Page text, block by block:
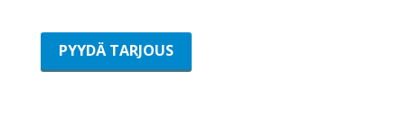
PYYDÄ TARJOUS